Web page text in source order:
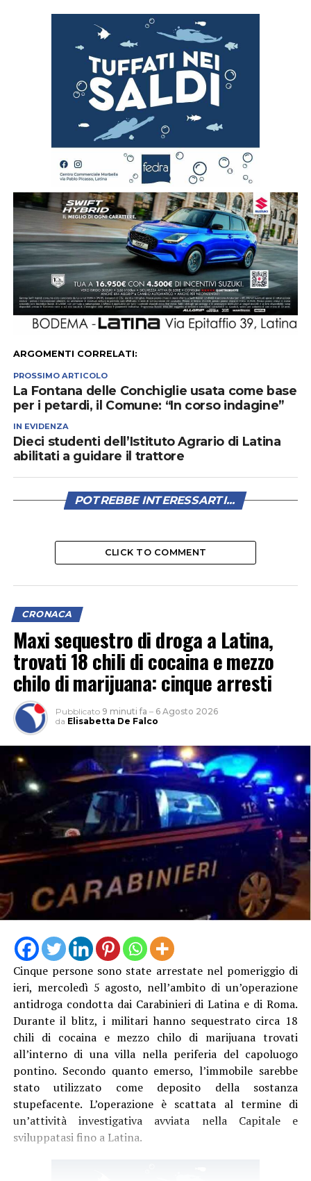
ARGOMENTI CORRELATI:
PROSSIMO ARTICOLO
La Fontana delle Conchiglie usata come base
per i petardi, il Comune: “In corso indagine”
IN EVIDENZA
Dieci studenti dell’Istituto Agrario di Latina
abilitati a guidare il trattore
POTREBBE INTERESSARTI...
CLICK TO COMMENT
CRONACA
Maxi sequestro di droga a Latina,
trovati 18 chili di cocaina e mezzo
chilo di marijuana: cinque arresti
Pubblicato 9 minuti fa – 6 Agosto 2026
da Elisabetta De Falco
Cinque persone sono state arrestate nel pomeriggio di
ieri, mercoledì 5 agosto, nell’ambito di un’operazione
antidroga condotta dai Carabinieri di Latina e di Roma.
Durante il blitz, i militari hanno sequestrato circa 18
chili di cocaina e mezzo chilo di marijuana trovati
all’interno di una villa nella periferia del capoluogo
pontino. Secondo quanto emerso, l’immobile sarebbe
stato utilizzato come deposito della sostanza
stupefacente. L’operazione è scattata al termine di
un’attività investigativa avviata nella Capitale e
sviluppatasi fino a Latina.